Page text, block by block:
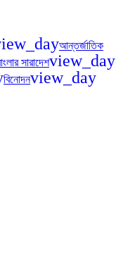
আন্তর্জাতিক
সারাদেশview_day
বিনোদনview_day